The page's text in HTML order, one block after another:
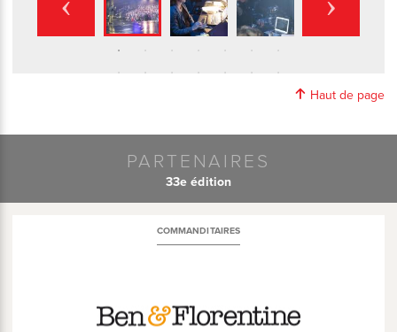
Haut de page
PARTENAIRES
33e édition
COMMANDITAIRES